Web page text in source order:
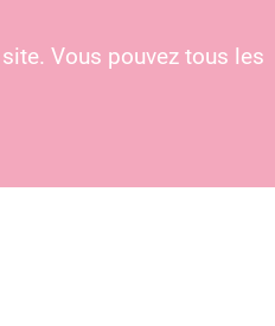
des galettes encore
est bien chaude,
Vous pouvez tous les